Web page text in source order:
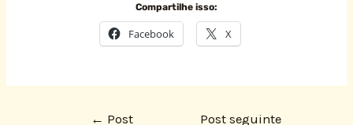
Compartilhe isso:
Facebook X
← Post
Post seguinte